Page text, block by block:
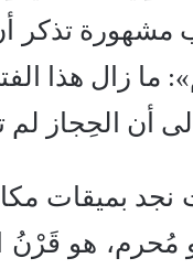
مشهورة تذكر
ما زال هذا
أن الحِجاز
بميقات
مُحرم، هو